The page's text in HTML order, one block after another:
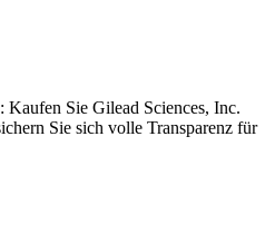
Sie Gilead Sciences, Inc.
Sie sich volle Transparenz für